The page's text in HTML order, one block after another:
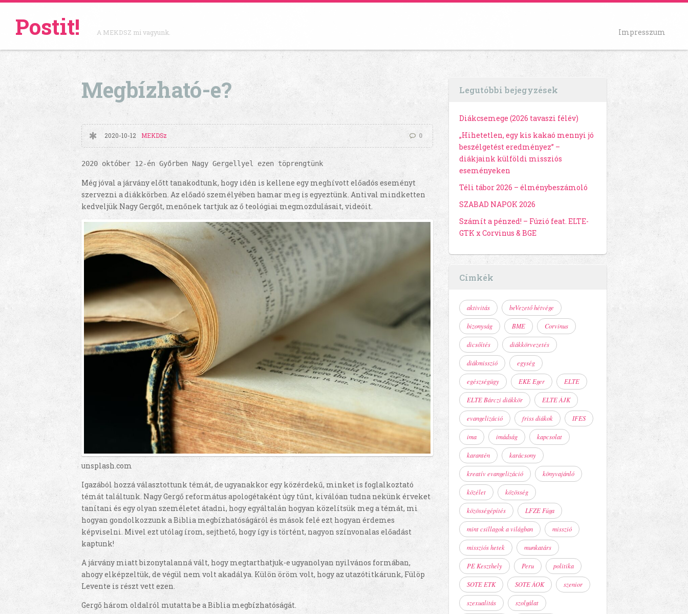
Postit! A MEKDSZ mi vagyunk. Impresszum
Megbízható-e?
2020-10-12 MEKDSz 0
2020 október 12-én Győrben Nagy Gergellyel ezen töprengtünk
Még jóval a járvány előtt tanakodtunk, hogy idén is kellene egy meghívott előadós eseményt
szervezni a diákkörben. Az előadó személyében hamar meg is egyeztünk. Antival mindketten
kedveljük Nagy Gergőt, menőnek tartjuk az ő teológiai megmozdulásait, videóit.
unsplash.com
Igazából hozzá választottunk témát, de ugyanakkor egy közérdekű, minket is foglalkoztató
témát találtunk. Nagy Gergő református apologétaként úgy tűnt, kiválóan tudna nekünk érveket
tanítani és egy olyan személetet átadni, hogy egyáltalán hogyan közelítsük meg a témát, mi
hogyan gondolkozzunk a Biblia megbízhatóságáról és mások felé ezt hogyan érdemes
képviselni. Mivel ezt utólag írom, sejthető, hogy így is történt, nagyon színvonalas előadást
kaptunk!
A járvány miatt bizonytalanná vált, hogy megtarthatjuk-e ugyanolyan nyilvános formában,
ahogy elképzeltük, de végül nem volt akadálya. Külön öröm volt, hogy az utazótitkárunk, Fülöp
Levente is részt vett ezen.
Gergő három oldalról mutatta be a Biblia megbízhatóságát.
Legutóbbi bejegyzések
Diákcsemege (2026 tavaszi félév)
„Hihetetlen, egy kis kakaó mennyi jó
beszélgetést eredményez” –
diákjaink külföldi missziós
eseményeken
Téli tábor 2026 – élménybeszámoló
SZABAD NAPOK 2026
Számít a pénzed! – Fúzió feat. ELTE-
GTK x Corvinus & BGE
Címkék
aktivitás beVezető hétvége
bizonyság BME Corvinus
dicsőítés diákkörvezetés
diákmisszió egység
egészségügy EKE Eger ELTE
ELTE Bárczi diákkör ELTE ÁJK
evangelizáció friss diákok IFES
ima imádság kapcsolat
karantén karácsony
kreatív evangelizáció könyvajánló
közélet közösség
közösségépítés LFZE Fúga
mint csillagok a világban misszió
missziós hetek munkatárs
PE Keszthely Peru politika
SOTE ETK SOTE ÁOK szenior
szexualitás szolgálat